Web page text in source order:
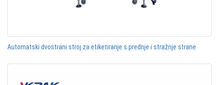
Automatski dvostrani stroj za etiketiranje s prednje i stražnje strane